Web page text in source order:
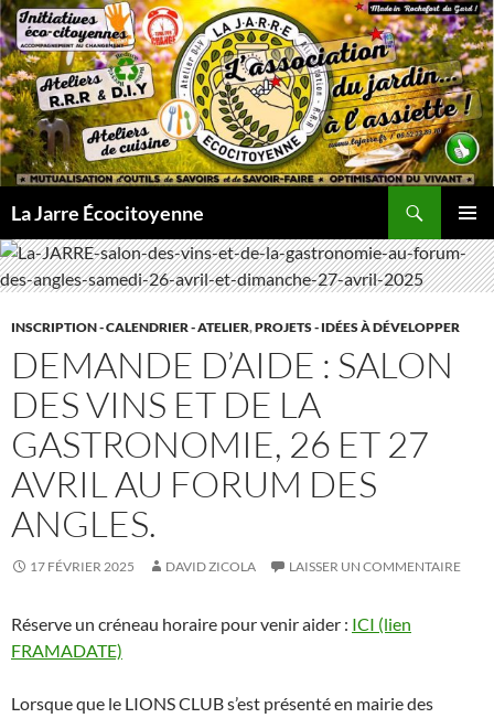
Aller
au
contenu
La Jarre Écocitoyenne
MENU
INSCRIPTION - CALENDRIER - ATELIER,PROJETS - IDÉES À DÉVELOPPER
DEMANDE D’AIDE : SALON
DES VINS ET DE LA
GASTRONOMIE, 26 ET 27
AVRIL AU FORUM DES
ANGLES.
17 FÉVRIER 2025 DAVID ZICOLA LAISSER UN COMMENTAIRE
Réserve un créneau horaire pour venir aider : ICI (lien
FRAMADATE)
Lorsque que le LIONS CLUB s’est présenté en mairie des